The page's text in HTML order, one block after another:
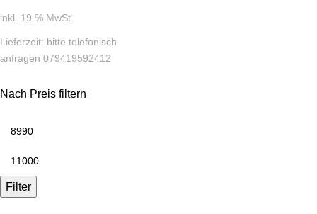
Nach Preis filtern
Filter
inkl. 19 % MwSt.
Lieferzeit: bitte telefonisch
anfragen 079419592412